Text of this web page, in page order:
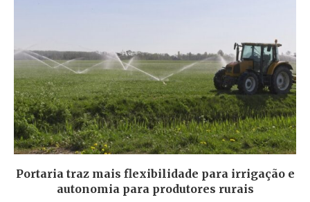
Portaria traz mais flexibilidade para irrigação e
autonomia para produtores rurais